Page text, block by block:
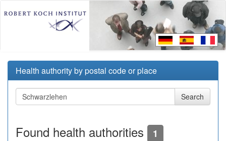
Health authority by postal code or place
Found health authorities 1